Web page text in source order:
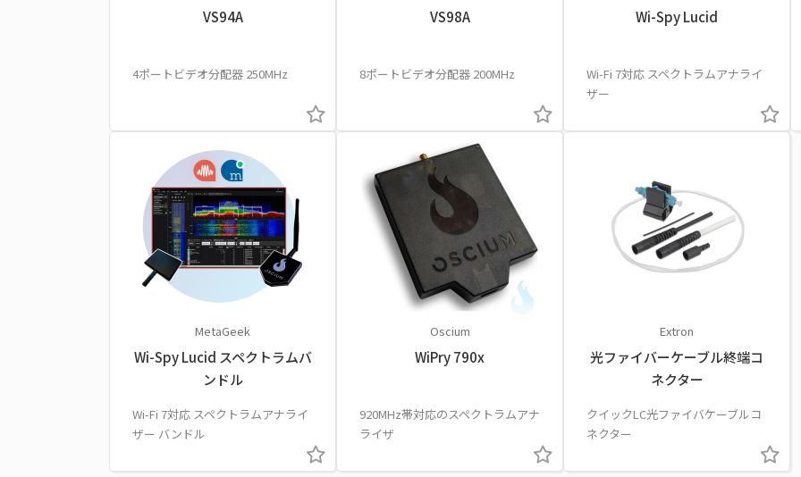
VS94A
4ポートビデオ分配器 250MHz
VS98A
8ポートビデオ分配器 200MHz
Wi-Spy Lucid
Wi-Fi 7対応 スペクトラムアナライ
ザー
MetaGeek
Wi-Spy Lucid スペクトラムバ
ンドル
Wi-Fi 7対応 スペクトラムアナライ
ザー バンドル
Oscium
WiPry 790x
920MHz帯対応のスペクトラムアナ
ライザ
Extron
光ファイバーケーブル終端コ
ネクター
クイックLC光ファイバケーブルコ
ネクター